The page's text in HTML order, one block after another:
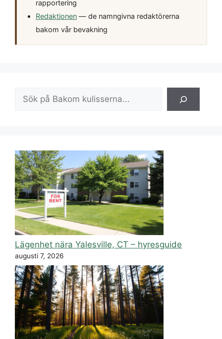
rapportering
Redaktionen — de namngivna redaktörerna
bakom vår bevakning
Sök
Lägenhet nära Yalesville, CT – hyresguide
augusti 7, 2026